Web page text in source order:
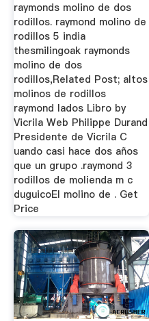
raymonds molino de dos
rodillos. raymond molino de
rodillos 5 india
thesmilingoak raymonds
molino de dos
rodillos,Related Post; altos
molinos de rodillos
raymond lados Libro by
Vicrila Web Philippe Durand
Presidente de Vicrila C
uando casi hace dos años
que un grupo .raymond 3
rodillos de molienda m c
duguicoEl molino de . Get
Price